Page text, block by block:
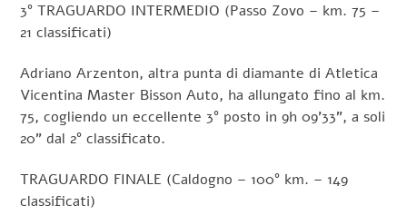
3° TRAGUARDO INTERMEDIO (Passo Zovo – km. 75 –
21 classificati)
Adriano Arzenton, altra punta di diamante di Atletica
Vicentina Master Bisson Auto, ha allungato fino al km.
75, cogliendo un eccellente 3° posto in 9h 09’33”, a soli
20” dal 2° classificato.
TRAGUARDO FINALE (Caldogno – 100° km. – 149
classificati)